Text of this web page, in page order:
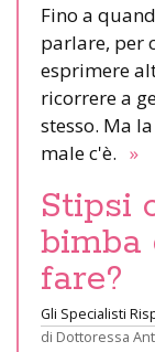
Fino a
parlare, per
esprimere
ricorrere a
stesso. Ma
male c'è. »
Stipsi
bimba
fare?
Gli Specialisti
di Dottoressa